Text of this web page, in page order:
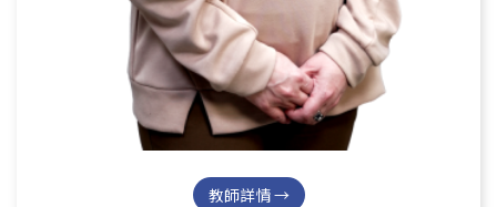
教師詳情 →